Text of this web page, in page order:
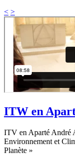
< >
ITW en
ITV en Aparté André
Environnement et
Planète »